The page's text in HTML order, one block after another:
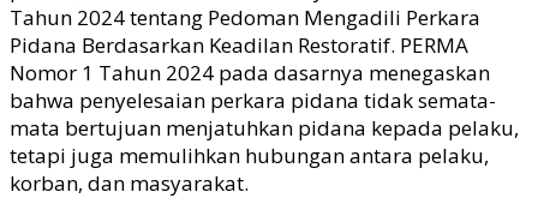
Tahun 2024 tentang Pedoman Mengadili Perkara
Pidana Berdasarkan Keadilan Restoratif. PERMA
Nomor 1 Tahun 2024 pada dasarnya menegaskan
bahwa penyelesaian perkara pidana tidak semata-
mata bertujuan menjatuhkan pidana kepada pelaku,
tetapi juga memulihkan hubungan antara pelaku,
korban, dan masyarakat.